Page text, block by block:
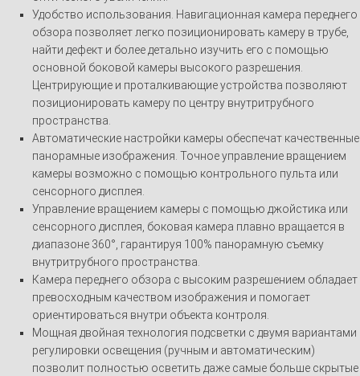
Удобство использования. Навигационная камера переднего
обзора позволяет легко позиционировать камеру в трубе,
найти дефект и более детально изучить его с помощью
основной боковой камеры высокого разрешения.
Центрирующие и проталкивающие устройства позволяют
позиционировать камеру по центру внутритрубного
пространства.
Автоматические настройки камеры обеспечат качественные
панорамные изображения. Точное управление вращением
камеры возможно с помощью контрольного пульта или
сенсорного дисплея.
Управление вращением камеры с помощью джойстика или
сенсорного дисплея, боковая камера плавно вращается в
диапазоне 360°, гарантируя 100% панорамную съемку
внутритрубного пространства.
Камера переднего обзора с высоким разрешением обладает
превосходным качеством изображения и помогает
ориентироваться внутри объекта контроля.
Мощная двойная технология подсветки с двумя вариантами
регулировки освещения (ручным и автоматическим)
позволит полностью осветить даже самые больше скрытые